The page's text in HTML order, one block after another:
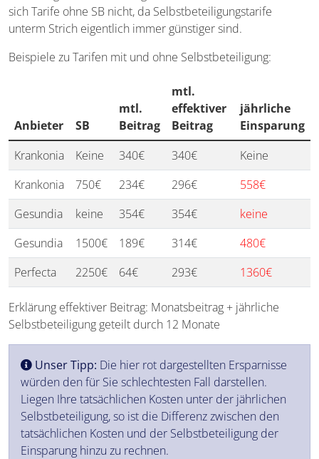
sich Tarife ohne SB nicht, da Selbstbeteiligungstarife
unterm Strich eigentlich immer günstiger sind.
Beispiele zu Tarifen mit und ohne Selbstbeteiligung:
Anbieter SB
mtl.
Beitrag
mtl.
effektiver
Beitrag
jährliche
Einsparung
Krankonia
Keine 340€ 340€
Keine
Krankonia
750€ 234€ 296€
558€
Gesundia
keine 354€ 354€
keine
Gesundia
1500€ 189€ 314€
480€
Perfecta
2250€ 64€ 293€ 1360€
Erklärung effektiver Beitrag: Monatsbeitrag + jährliche
Selbstbeteiligung geteilt durch 12 Monate
Unser Tipp: Die hier rot dargestellten Ersparnisse
würden den für Sie schlechtesten Fall darstellen.
Liegen Ihre tatsächlichen Kosten unter der jährlichen
Selbstbeteiligung, so ist die Differenz zwischen den
tatsächlichen Kosten und der Selbstbeteiligung der
Einsparung hinzu zu rechnen.